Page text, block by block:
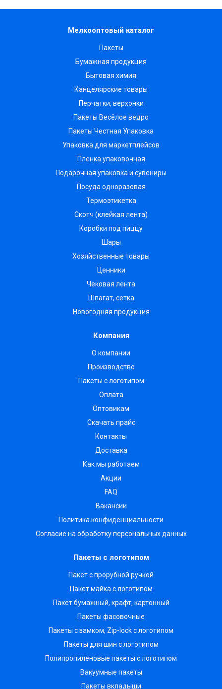
Мелкооптовый каталог
Пакеты
Бумажная продукция
Бытовая химия
Канцелярские товары
Перчатки, верхонки
Пакеты Весёлое ведро
Пакеты Честная Упаковка
Упаковка для маркетплейсов
Пленка упаковочная
Подарочная упаковка и сувениры
Посуда одноразовая
Термоэтикетка
Скотч (клейкая лента)
Коробки под пиццу
Шары
Хозяйственные товары
Ценники
Чековая лента
Шпагат, сетка
Новогодняя продукция
Компания
О компании
Производство
Пакеты с логотипом
Оплата
Оптовикам
Скачать прайс
Контакты
Доставка
Как мы работаем
Акции
FAQ
Вакансии
Политика конфиденциальности
Согласие на обработку персональных данных
Пакеты с логотипом
Пакет с прорубной ручкой
Пакет майка с логотипом
Пакет бумажный, крафт, картонный
Пакеты фасовочные
Пакеты с замком, Zip-lock с логотипом
Пакеты для шин с логотипом
Полипропиленовые пакеты с логотипом
Вакуумные пакеты
Пакеты вкладыши